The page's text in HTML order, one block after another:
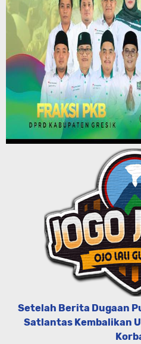
Setelah Berita Dugaan
Satlantas Kembalikan